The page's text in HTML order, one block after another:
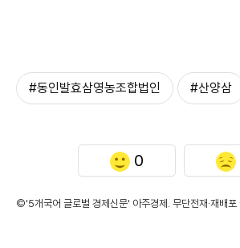
#동인발효삼영농조합법인 #산양삼
0
©'5개국어 글로벌 경제신문' 아주경제. 무단전재·재배포